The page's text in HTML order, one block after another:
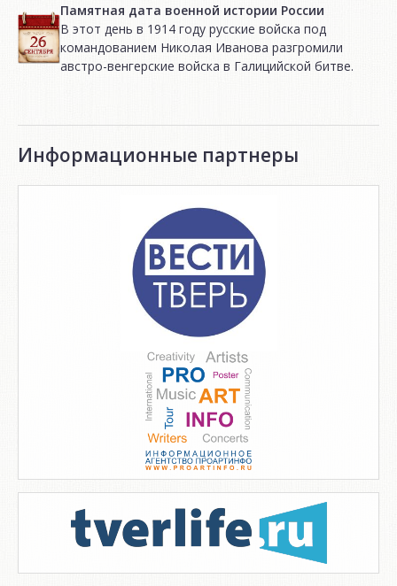
Памятная дата военной истории России
В этот день в 1914 году русские войска под
командованием Николая Иванова разгромили
австро-венгерские войска в Галицийской битве.
Информационные партнеры